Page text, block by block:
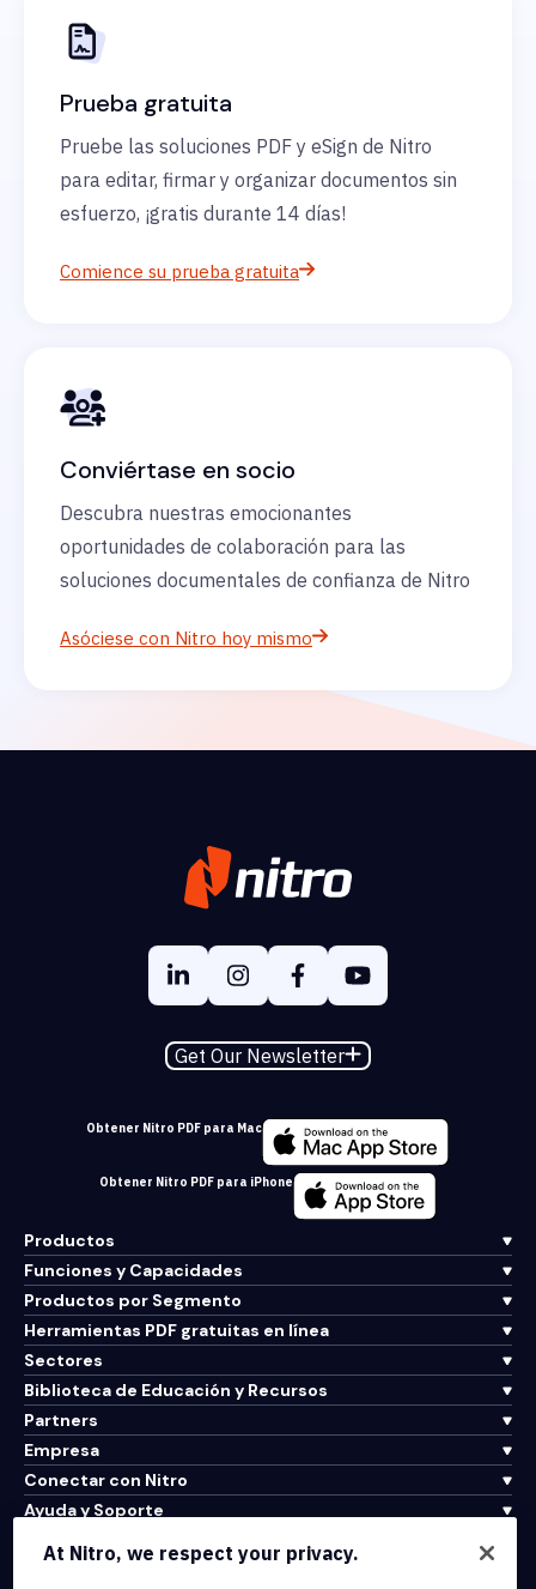
Prueba gratuita
Pruebe las soluciones PDF y eSign de Nitro
para editar, firmar y organizar documentos sin
esfuerzo, ¡gratis durante 14 días!
Comience su prueba gratuita
Conviértase en socio
Descubra nuestras emocionantes
oportunidades de colaboración para las
soluciones documentales de confianza de Nitro
Asóciese con Nitro hoy mismo
Get Our Newsletter
Obtener Nitro PDF para Mac
Obtener Nitro PDF para iPhone
Productos
Funciones y Capacidades
Productos por Segmento
Herramientas PDF gratuitas en línea
Sectores
Biblioteca de Educación y Recursos
Partners
Empresa
Conectar con Nitro
Ayuda y Soporte
At Nitro, we respect your privacy.